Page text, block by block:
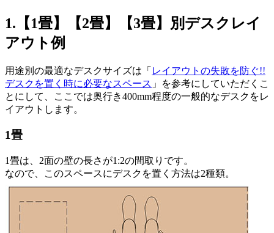
1.【1畳】【2畳】【3畳】別デスクレイ
アウト例
用途別の最適なデスクサイズは「 レイアウトの失敗を防ぐ!!
デスクを置く時に必要なスペース 」を参考にしていただくこ
とにして、ここでは奥行き400mm程度の一般的なデスクをレ
イアウトします。
1畳
1畳は、2面の壁の長さが1:2の間取りです。
なので、このスペースにデスクを置く方法は2種類。